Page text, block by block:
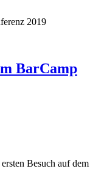
2019
BarCamp
Besuch auf dem